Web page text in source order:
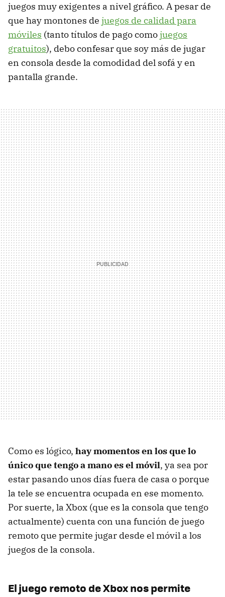
juegos muy exigentes a nivel gráfico. A pesar de
que hay montones de juegos de calidad para
móviles (tanto títulos de pago comojuegos
gratuitos), debo confesar que soy más de jugar
en consola desde la comodidad del sofá y en
pantalla grande.
Como es lógico, hay momentos en los que lo
único que tengo a mano es el móvil, ya sea por
estar pasando unos días fuera de casa o porque
la tele se encuentra ocupada en ese momento.
Por suerte, la Xbox (que es la consola que tengo
actualmente) cuenta con una función de juego
remoto que permite jugar desde el móvil a los
juegos de la consola.
El juego remoto de Xbox nos permite